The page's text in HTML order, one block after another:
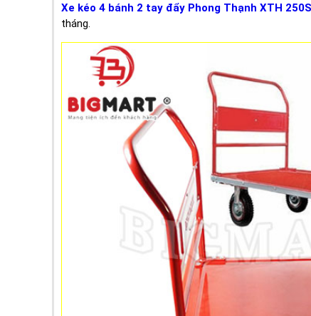
Xe kéo 4 bánh 2 tay đẩy Phong Thạnh XTH
tháng.